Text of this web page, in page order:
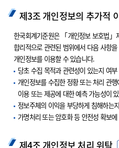
제3조 개인정보의 추가적
한국회계기준원은 「개인정보 보호법
합리적으로 관련된 범위에서 다음 사항
개인정보를 이용할 수 있습니다.
당초 수집 목적과 관련성이 있는지 여부
개인정보를 수집한 정황 또는 처리 관
이용 또는 제공에 대한 예측 가능성이
정보주체의 이익을 부당하게 침해하는
가명처리 또는 암호화 등 안전성 확보